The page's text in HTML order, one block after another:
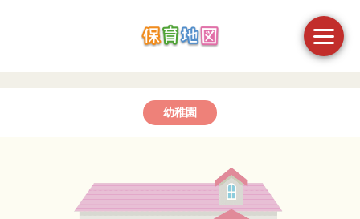
幼稚園